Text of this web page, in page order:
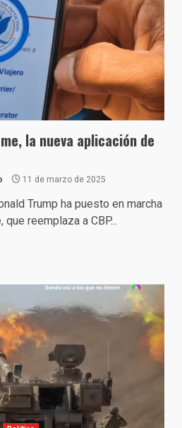
la nueva aplicación de
11 de marzo de 2025
Trump ha puesto en marcha
reemplaza a CBP...